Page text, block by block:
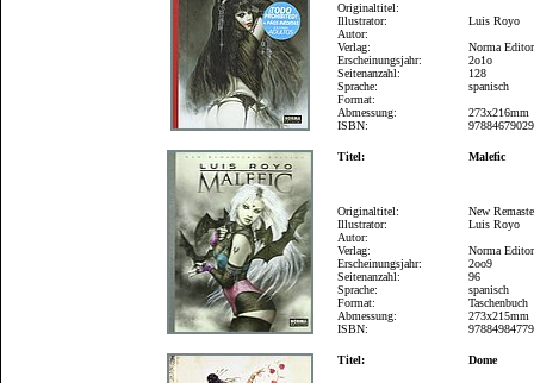
Originaltitel:
Illustrator:
Autor:
Verlag:
Erscheinungsjahr:
Seitenanzahl:
Sprache:
Format:
Abmessung:
ISBN:
Luis Royo
Norma
2o1o
128
spanisch
273x216mm
Titel: Malefic
Originaltitel:
Illustrator:
Autor:
Verlag:
Erscheinungsjahr:
Seitenanzahl:
Sprache:
Format:
Abmessung:
ISBN:
New
Luis Royo
Norma
2oo9
96
spanisch
Taschenbuch
273x215mm
Titel: Dome